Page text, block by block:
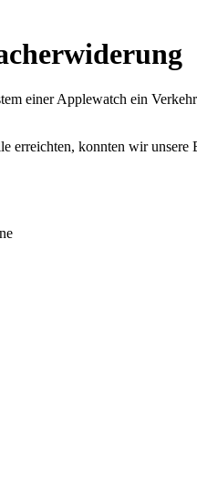
einer Applewatch ein
erreichten, konnten wir unsere